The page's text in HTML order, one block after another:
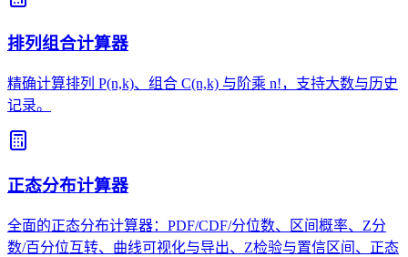
排列组合计算器
精确计算排列 P(n,k)、组合 C(n,k) 与阶乘 n!，支持大数与历史
记录。
正态分布计算器
全面的正态分布计算器：PDF/CDF/分位数、区间概率、Z分
数/百分位互转、曲线可视化与导出、Z检验与置信区间、正态